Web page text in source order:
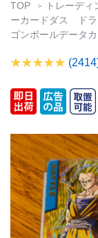
TOP トレーディ
ーカードダス ド
ゴンボールデータ